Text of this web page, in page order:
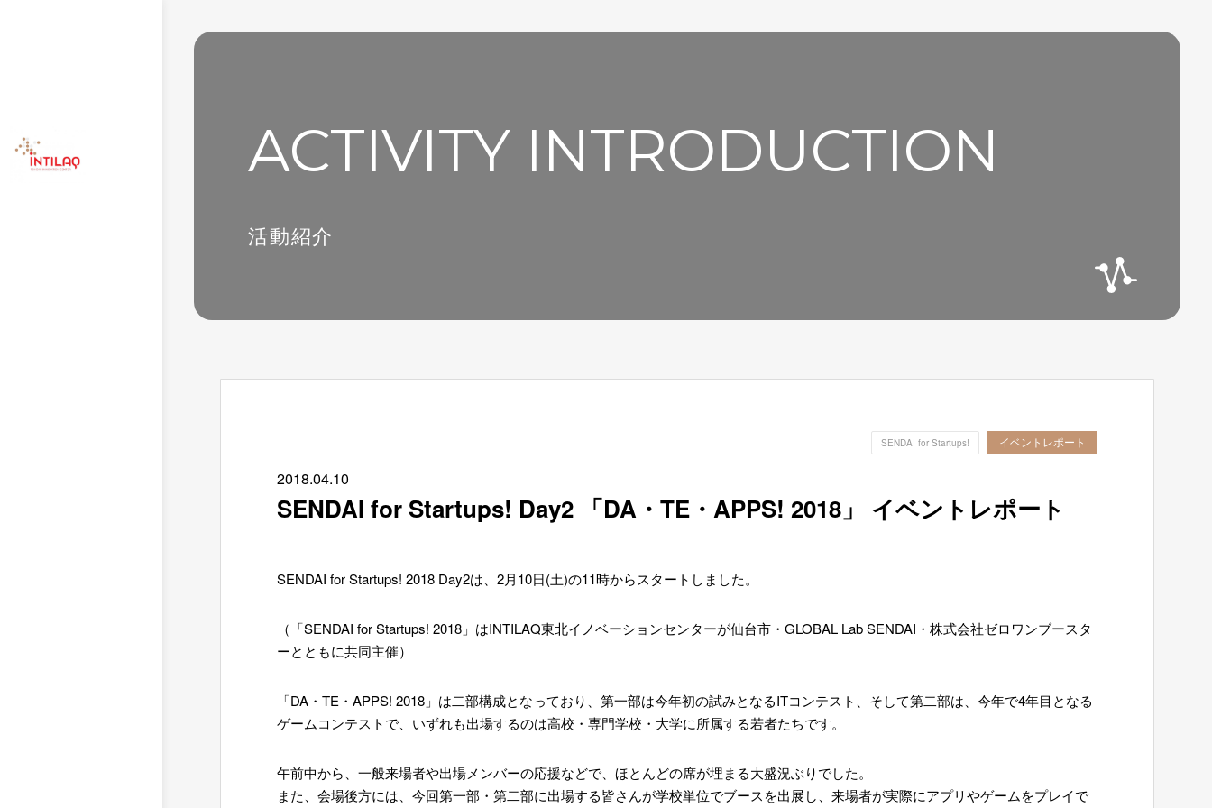
ACTIVITY INTRODUCTION
活動紹介
SENDAI for Startups! イベントレポート
2018.04.10
SENDAI for Startups! Day2 「DA・TE・APPS! 2018」 イベントレポート
SENDAI for Startups! 2018 Day2は、2月10日(土)の11時からスタートしました。
（「SENDAI for Startups! 2018」はINTILAQ東北イノベーションセンターが仙台市・ GLOBAL Lab SENDAI・ 株式会社ゼロワンブースタ
ーとともに共同主催）
「DA・TE・APPS! 2018」は二部構成となっており、第一部は今年初の試みとなるITコンテスト、そして第二部は、今年で4年目となる
ゲームコンテストで、いずれも出場するのは高校・専門学校・大学に所属する若者たちです。
午前中から、一般来場者や出場メンバーの応援などで、ほとんどの席が埋まる大盛況ぶりでした。
また、会場後方には、今回第一部・第二部に出場する皆さんが学校単位でブースを出展し、来場者が実際にアプリやゲームをプレイで